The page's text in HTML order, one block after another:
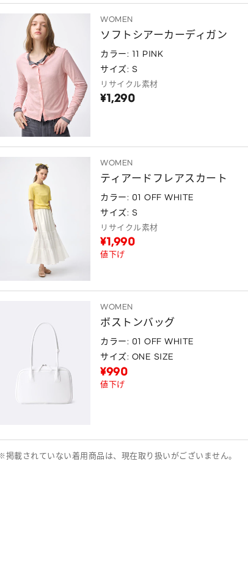
WOMEN
ソフトシアーカーディガン
カラー: 11 PINK
サイズ: S
リサイクル素材
¥1,290
WOMEN
ティアードフレアスカート
カラー: 01 OFF WHITE
サイズ: S
リサイクル素材
¥1,990
値下げ
WOMEN
ボストンバッグ
カラー: 01 OFF WHITE
サイズ: ONE SIZE
¥990
値下げ
掲載されていない着用商品は、現在取り扱いがございません。